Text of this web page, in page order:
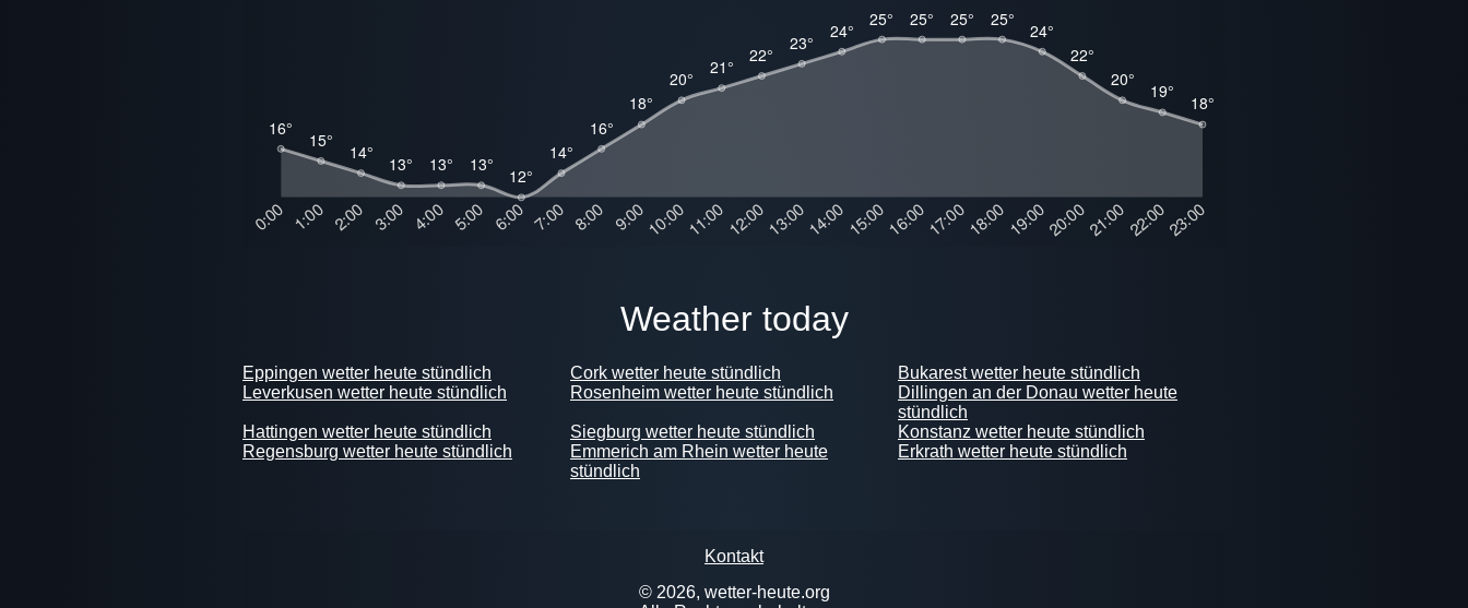
weather today
Eppingen wetter heute stündlich Cork wetter heute stündlich
Bukarest wetter heute stündlich
Leverkusen wetter heute stündlich
Rosenheim wetter heute stündlich
Dillingen an der Donau wetter heute
stündlich
Hattingen wetter heute stündlich
Siegburg wetter heute stündlich
Konstanz wetter heute stündlich
Regensburg wetter heute stündlich
Emmerich am Rhein wetter heute
stündlich
Erkrath wetter heute stündlich
Kontakt
© 2026, wetter-heute.org